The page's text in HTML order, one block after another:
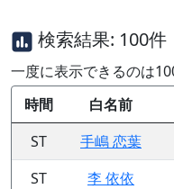
検索結果: 100件
一度に表示できるのは
時間
白名前
ST
手嶋 恋葉
ST
李 依依